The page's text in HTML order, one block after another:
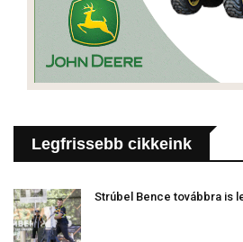
Legfrissebb cikkeink
Strúbel Bence továbbra is